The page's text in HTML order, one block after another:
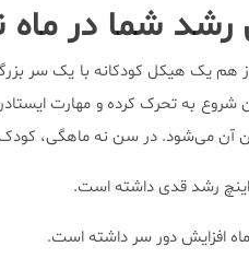
شما در ماه
هم یک هیکل کودکانه با یک سر
شروع به تحرک کرده و مهارت
آن می‌شود. در سن نه ماهگی،